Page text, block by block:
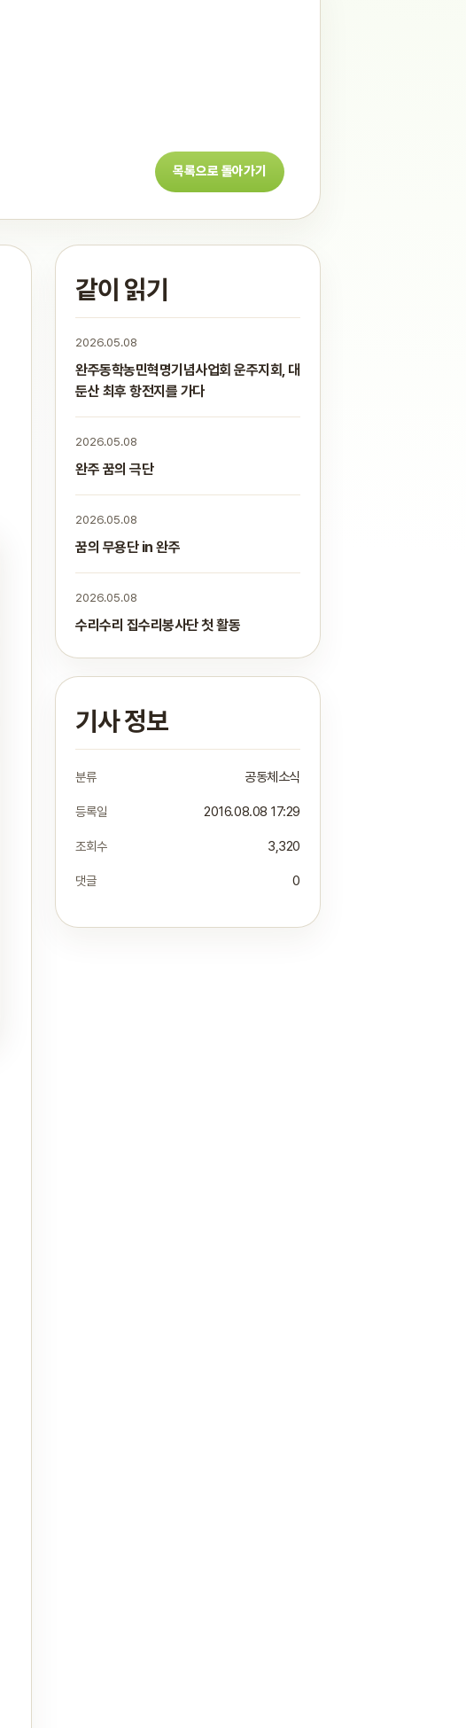
목록으로 돌아가기
같이 읽기
2026.05.08
완주동학농민혁명기념사업회 운주지회, 대
둔산 최후 항전지를 가다
2026.05.08
완주 꿈의 극단
2026.05.08
꿈의 무용단 in 완주
2026.05.08
수리수리 집수리봉사단 첫 활동
기사 정보
분류 공동체소식
등록일 2016.08.08 17:29
조회수 3,320
댓글 0